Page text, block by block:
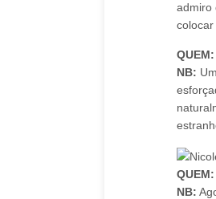
admiro
NB:
NB: